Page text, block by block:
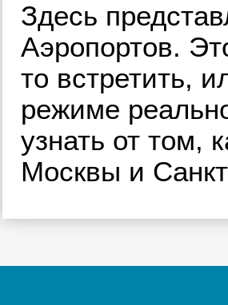
Здесь
Аэропортов.
то встретить,
режиме
узнать от том,
Москвы и